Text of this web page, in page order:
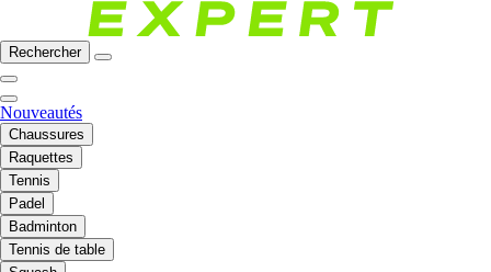
Rechercher
Nouveautés
Chaussures
Raquettes
Tennis
Padel
Badminton
Tennis de table